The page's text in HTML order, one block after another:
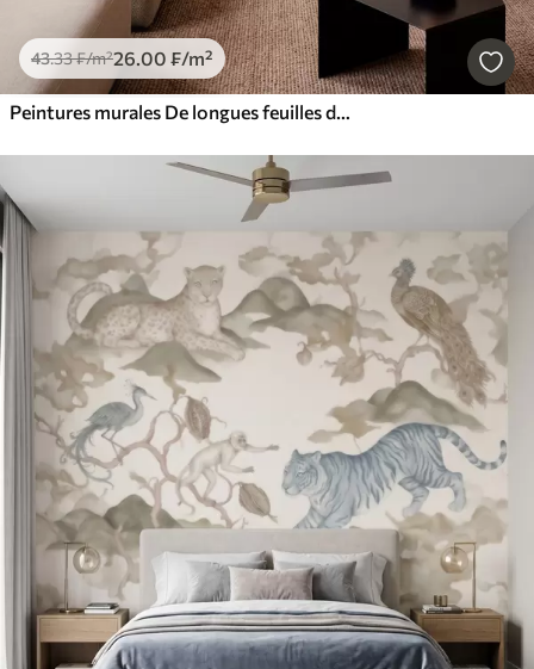
43.33₣/m²26.00 ₣/m²
Peintures murales De longues feuilles de bananier